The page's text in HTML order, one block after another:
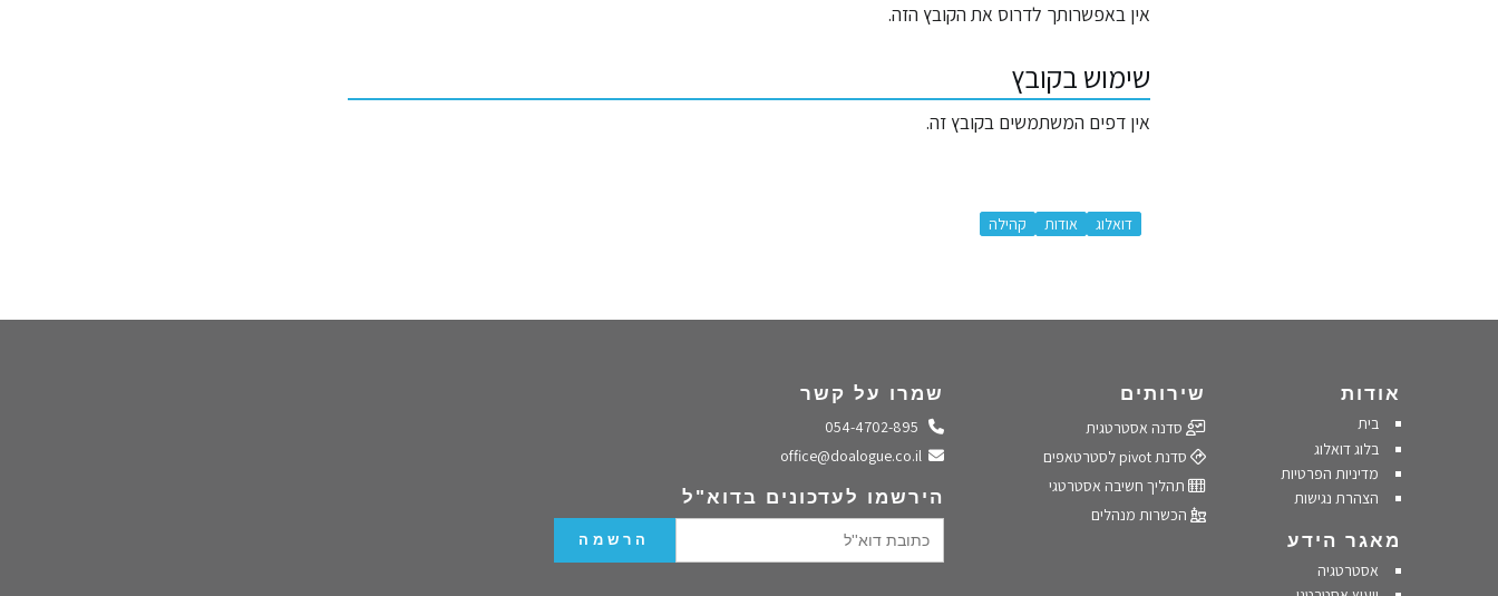
אין באפשרותך לדרוס את הקובץ הזה.
שימוש בקובץ
אין דפים המשתמשים בקובץ זה.
דואלוג
אודות קהילה
אודות
בית
בלוג דואלוג
מדיניות הפרטיות
הצהרת נגישות
מאגר הידע
אסטרטגיה
שירותים
סדנה אסטרטגית
סדנת pivot לסטרטאפים
תהליך חשיבה אסטרטגי
הכשרות מנהלים
שמרו על קשר
התקשרו אלינו
שלחו מייל
הירשמו לעדכונים בדוא"ל